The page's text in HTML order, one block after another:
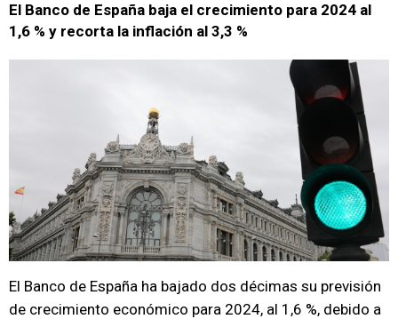
El Banco de España baja el crecimiento para 2024 al
1,6 % y recorta la inflación al 3,3 %
El Banco de España ha bajado dos décimas su previsión
de crecimiento económico para 2024, al 1,6 %, debido a